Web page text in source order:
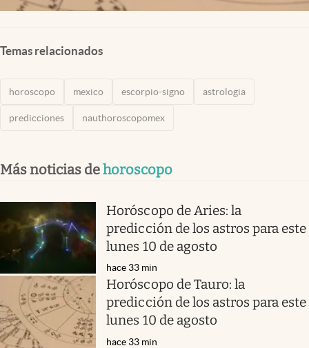
Temas relacionados
horoscopo mexico escorpio-signo astrologia
predicciones nauthoroscopomex
Más noticias dehoroscopo
Horóscopo de Aries: la
predicción de los astros para este
lunes 10 de agosto
hace 33 min
Horóscopo de Tauro: la
predicción de los astros para este
lunes 10 de agosto
hace 33 min